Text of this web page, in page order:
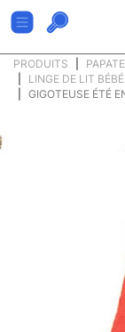
PRODUITS PAPATE
LINGE DE LIT BÉBÉ
GIGOTEUSE ÉTÉ